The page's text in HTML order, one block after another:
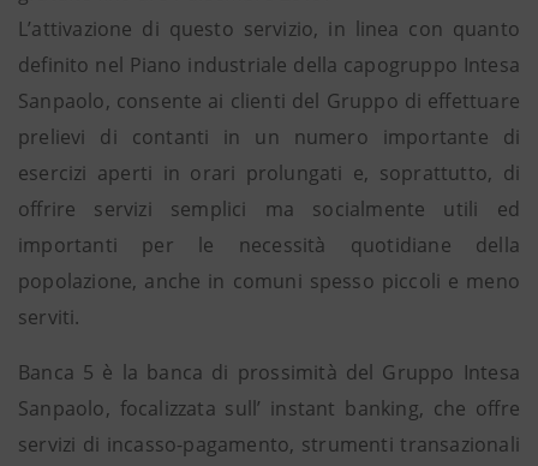
L’attivazione di questo servizio, in linea con quanto
definito nel Piano industriale della capogruppo Intesa
Sanpaolo, consente ai clienti del Gruppo di effettuare
prelievi di contanti in un numero importante di
esercizi aperti in orari prolungati e, soprattutto, di
offrire servizi semplici ma socialmente utili ed
importanti per le necessità quotidiane della
popolazione, anche in comuni spesso piccoli e meno
serviti.
Banca 5 è la banca di prossimità del Gruppo Intesa
Sanpaolo, focalizzata sull’ instant banking, che offre
servizi di incasso-pagamento, strumenti transazionali